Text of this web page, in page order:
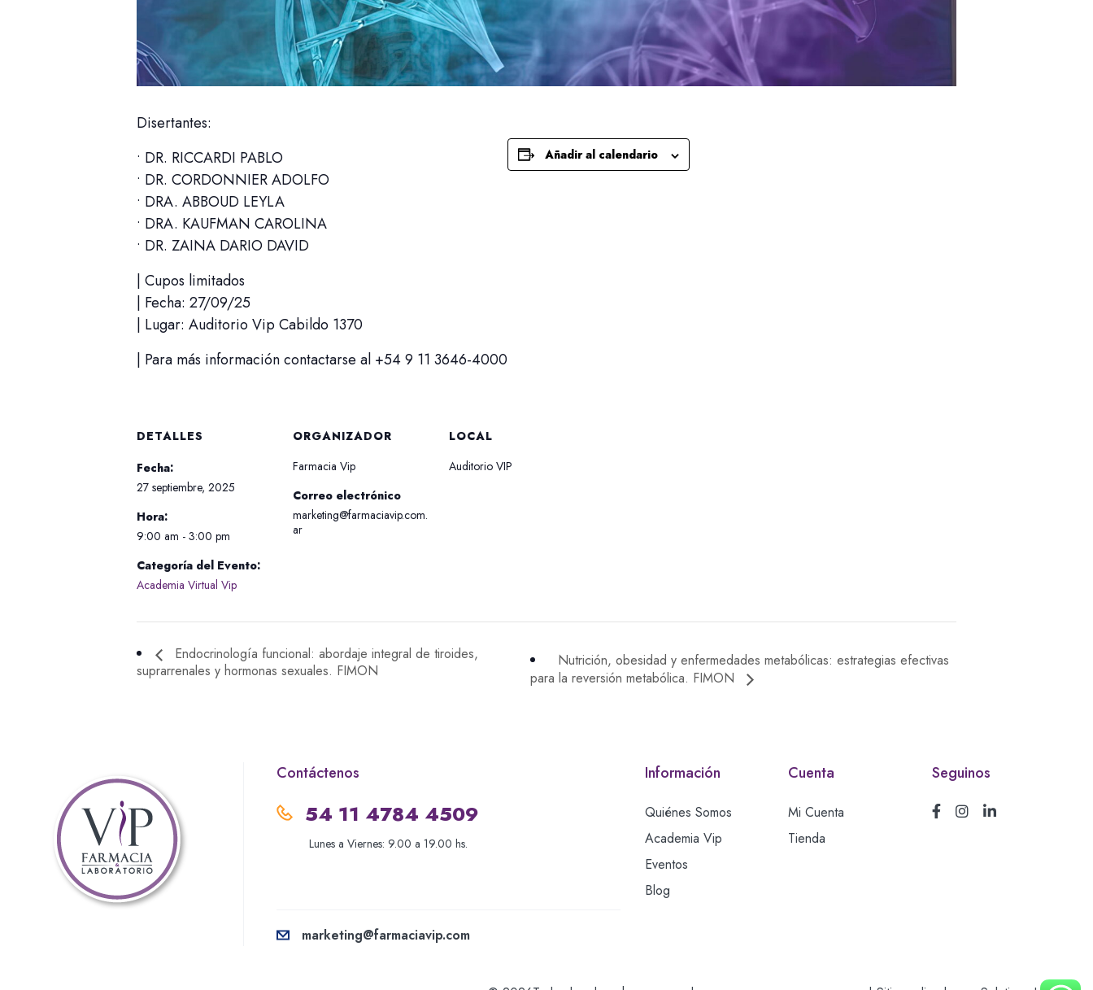
Disertantes:
• DR. RICCARDI PABLO
• DR. CORDONNIER ADOLFO
• DRA. ABBOUD LEYLA
• DRA. KAUFMAN CAROLINA
• DR. ZAINA DARIO DAVID
| Cupos limitados
| Fecha: 27/09/25
| Lugar: Auditorio Vip Cabildo 1370
| Para más información contactarse al +54 9 11 3646-4000
Añadir al calendario
DETALLES
Fecha:
27 septiembre, 2025
Hora:
9:00 am - 3:00 pm
Categoría del Evento:
Academia Virtual Vip
ORGANIZADOR
Farmacia Vip
Correo electrónico
marketing@farmaciavip.com.
ar
LOCAL
Auditorio VIP
Endocrinología funcional: abordaje integral de tiroides,
suprarrenales y hormonas sexuales. FIMON
Nutrición, obesidad y enfermedades metabólicas: estrategias efectivas
para la reversión metabólica. FIMON
Contáctenos
54 11 4784 4509
Lunes a Viernes: 9.00 a 19.00 hs.
marketing@farmaciavip.com
Información
Quiénes Somos
Academia Vip
Eventos
Blog
Cuenta
Mi Cuenta
Tienda
Seguinos